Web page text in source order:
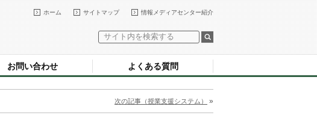
情報メディアセンター紹介
サイトマップ
ホーム
お問い合わせ よくある質問
次の記事（授業支援システム） »